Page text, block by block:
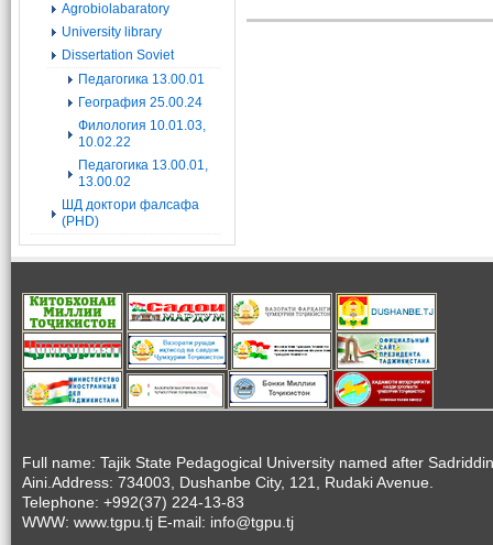
Agrobiolabaratory
University library
Dissertation Soviet
Педагогика 13.00.01
География 25.00.24
Филология 10.01.03,
10.02.22
Педагогика 13.00.01,
13.00.02
ШД доктори фалсафа
(PHD)
Full name: Tajik State Pedagogical University named after Sadriddin
Aini.Address: 734003, Dushanbe City, 121, Rudaki Avenue.
Telephone: +992(37) 224-13-83
WWW: www.tgpu.tj E-mail: info@tgpu.tj